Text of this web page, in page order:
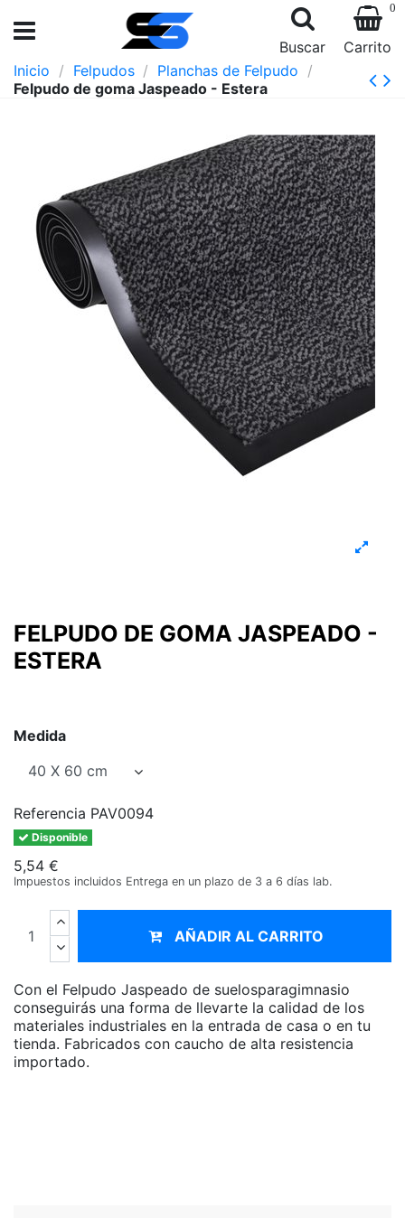
Buscar
0
Carrito
Inicio
Felpudos
Planchas de Felpudo
Felpudo de goma Jaspeado - Estera
FELPUDO DE GOMA JASPEADO -
ESTERA
Medida
Referencia PAV0094
Disponible
5,54 €
Impuestos incluidos Entrega en un plazo de 3 a 6 días lab.
AÑADIR AL CARRITO
Con el Felpudo Jaspeado de suelosparagimnasio
conseguirás una forma de llevarte la calidad de los
materiales industriales en la entrada de casa o en tu
tienda. Fabricados con caucho de alta resistencia
importado.